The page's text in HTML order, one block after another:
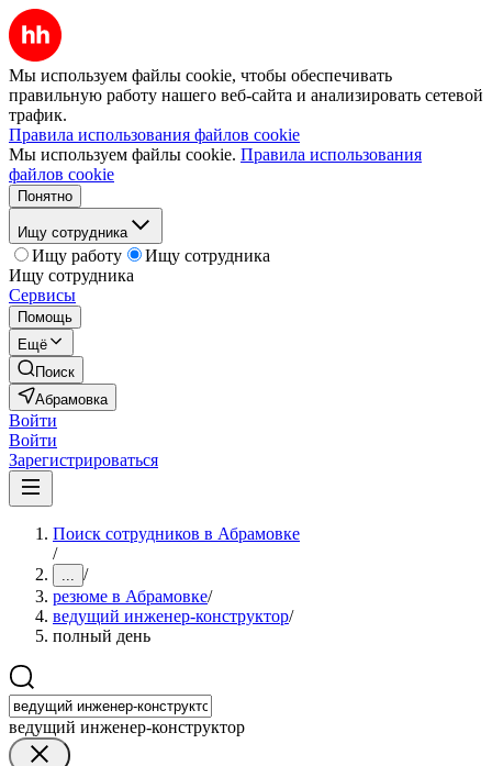
Мы используем файлы cookie, чтобы обеспечивать
правильную работу нашего веб-сайта и анализировать сетевой
трафик.
Правила использования файлов cookie
Мы используем файлы cookie. Правила использования
файлов cookie
Понятно
Ищу сотрудника
Ищу работу
Ищу сотрудника
Ищу сотрудника
Сервисы
Помощь
Ещё
Поиск
Абрамовка
Войти
Войти
Зарегистрироваться
Поиск сотрудников в Абрамовке
/
... /
резюме в Абрамовке/
ведущий инженер-конструктор/
полный день
ведущий инженер-конструктор